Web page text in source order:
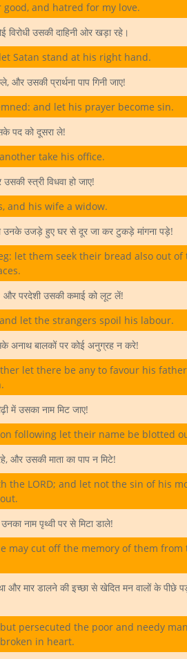
and hatred for my love.
उसकी दाहिनी ओर खड़ा रहे।
Satan stand at his right hand.
और उसकी प्रार्थना पाप गिनी जाए!
and let his prayer become sin.
पद को दूसरा ले!
take his office.
स्त्री विधवा हो जाए!
and his wife a widow.
उनके उजड़े हुए घर से दूर जा कर टुकड़े मांगना पड़े!
let them seek their bread also out of
और परदेशी उसकी कमाई को लूट लें!
let the strangers spoil his labour.
अनाथ बालकों पर कोई अनुग्रह न करे!
let there be any to favour his
में उसका नाम मिट जाए!
following let their name be blotted
और उसकी माता का पाप न मिटे!
the LORD; and let not the sin of his
नाम पृथ्वी पर से मिटा डाले!
may cut off the memory of them from
और मार डालने की इच्छा से खेदित मन वालों के पीछे
persecuted the poor and needy
in heart.